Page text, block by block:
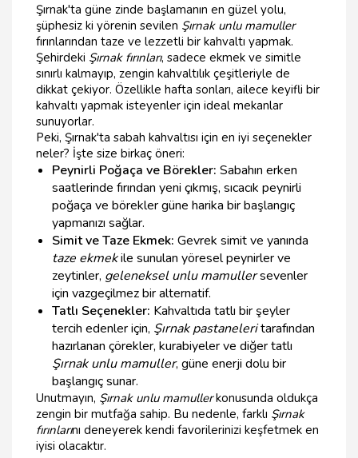
Şırnak'ta güne zinde başlamanın en güzel yolu,
şüphesiz ki yörenin sevilen Şırnak unlu mamuller
fırınlarından taze ve lezzetli bir kahvaltı yapmak.
Şehirdeki Şırnak fırınları, sadece ekmek ve simitle
sınırlı kalmayıp, zengin kahvaltılık çeşitleriyle de
dikkat çekiyor. Özellikle hafta sonları, ailece keyifli bir
kahvaltı yapmak isteyenler için ideal mekanlar
sunuyorlar.
Peki, Şırnak'ta sabah kahvaltısı için en iyi seçenekler
neler? İşte size birkaç öneri:
Peynirli Poğaça ve Börekler: Sabahın erken
saatlerinde fırından yeni çıkmış, sıcacık peynirli
poğaça ve börekler güne harika bir başlangıç
yapmanızı sağlar.
Simit ve Taze Ekmek: Gevrek simit ve yanında
taze ekmekile sunulan yöresel peynirler ve
zeytinler, geleneksel unlu mamullersevenler
için vazgeçilmez bir alternatif.
Tatlı Seçenekler: Kahvaltıda tatlı bir şeyler
tercih edenler için, Şırnak pastaneleritarafından
hazırlanan çörekler, kurabiyeler ve diğer tatlı
Şırnak unlu mamuller, güne enerji dolu bir
başlangıç sunar.
Unutmayın, Şırnak unlu mamullerkonusunda oldukça
zengin bir mutfağa sahip. Bu nedenle, farklı Şırnak
fırınlarını deneyerek kendi favorilerinizi keşfetmek en
iyisi olacaktır.